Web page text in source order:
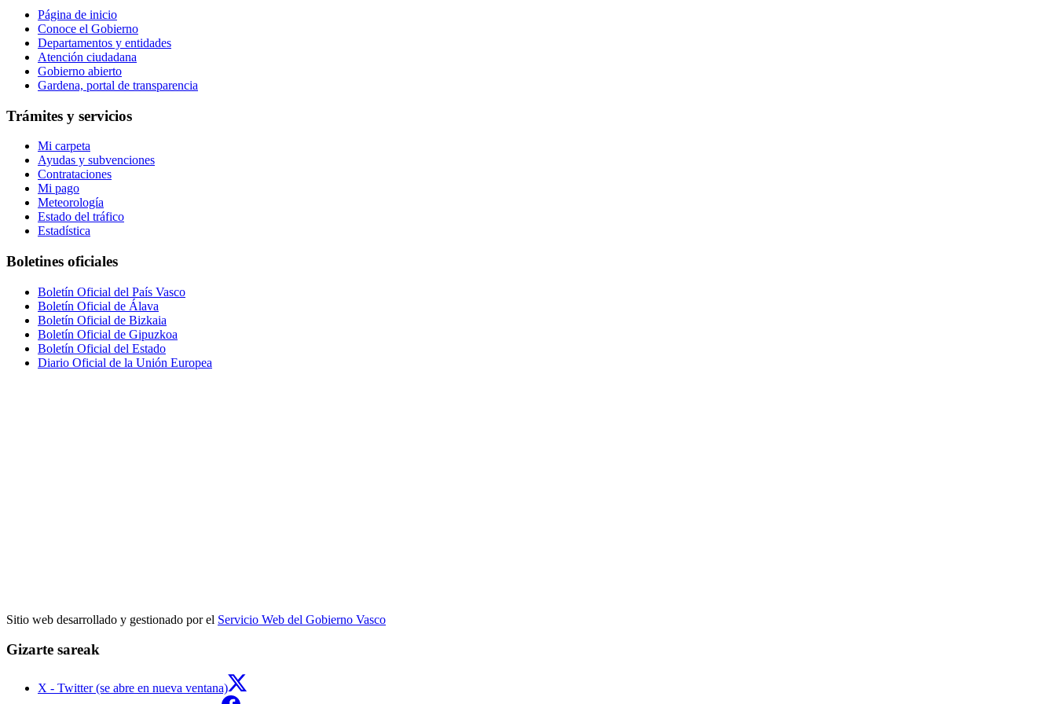
Página de inicio
Conoce el Gobierno
Departamentos y entidades
Atención ciudadana
Gobierno abierto
Gardena, portal de transparencia
Trámites y servicios
Mi carpeta
Ayudas y subvenciones
Contrataciones
Mi pago
Meteorología
Estado del tráfico
Estadística
Boletines oficiales
Boletín Oficial del País Vasco
Boletín Oficial de Álava
Boletín Oficial de Bizkaia
Boletín Oficial de Gipuzkoa
Boletín Oficial del Estado
Diario Oficial de la Unión Europea
Sitio web desarrollado y gestionado por el Servicio Web del Gobierno Vasco
Gizarte sareak
X - Twitter (se abre en nueva ventana)